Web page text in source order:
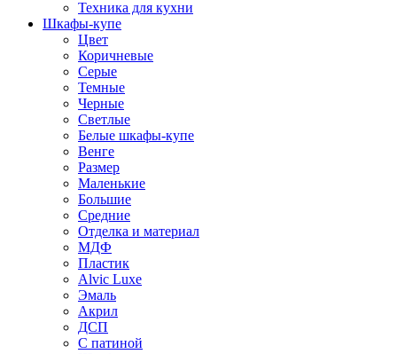
Техника для кухни
Шкафы-купе
Цвет
Коричневые
Серые
Темные
Черные
Светлые
Белые шкафы-купе
Венге
Размер
Маленькие
Большие
Средние
Отделка и материал
МДФ
Пластик
Alvic Luxe
Эмаль
Акрил
ДСП
С патиной